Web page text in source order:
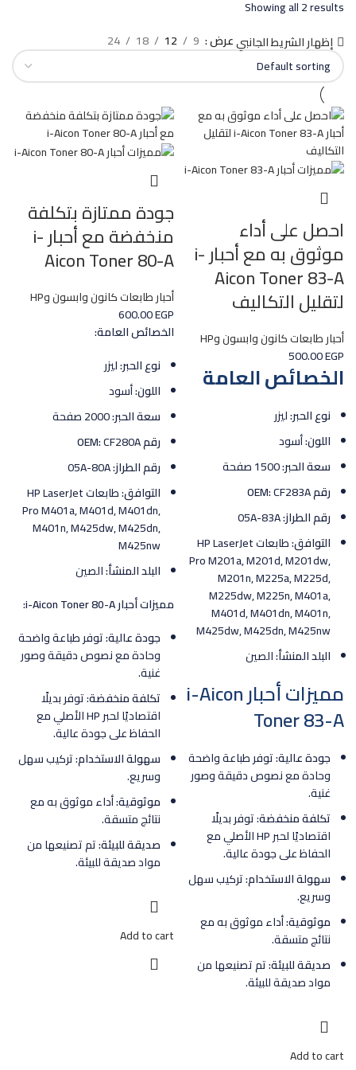
Showing all 2 results
إظهار الشريط الجانبيعرض 9
12
18
24
احصل على أداء
موثوق به مع أحبار i-
Aicon Toner 83-A
لتقليل التكاليف
أحبار طابعات كانون وابسون وHP
500.00EGP
الخصائص العامة
نوع الحبر:ليزر
اللون:أسود
سعة الحبر:
رقم OEM:CF283A
رقم الطراز:
التوافق:
طابعات HP LaserJet
Pro M201a, M201d, M201dw,
M201n, M225a, M225d,
M225dw, M225n, M401a,
M401d, M401dn, M401n,
M425dw, M425dn, M425nw
البلد المنشأ:الصين
مميزات أحبار i-Aicon
Toner 83-A
جودة عالية:توفر طباعة واضحة
وحادة مع نصوص دقيقة وصور
غنية.
تكلفة منخفضة:توفر بديلًا
اقتصاديًا لحبر HP الأصلي مع
الحفاظ على جودة عالية.
سهولة الاستخدام:تركيب سهل
وسريع.
موثوقية:أداء موثوق به مع
نتائج متسقة.
صديقة للبيئة:تم تصنيعها من
مواد صديقة للبيئة.
Add to cart
جودة ممتازة بتكلفة
منخفضة مع أحبار i-
Aicon Toner 80-A
أحبار طابعات كانون وابسون وHP
600.00EGP
الخصائص العامة:
نوع الحبر:ليزر
اللون:أسود
سعة الحبر:
رقم OEM:CF280A
رقم الطراز:
التوافق:
طابعات HP LaserJet
Pro M401a, M401d, M401dn,
M401n, M425dw, M425dn,
M425nw
البلد المنشأ:الصين
مميزات أحبار i-Aicon Toner 80-A:
جودة عالية:توفر طباعة واضحة
وحادة مع نصوص دقيقة وصور
غنية.
تكلفة منخفضة:توفر بديلًا
اقتصاديًا لحبر HP الأصلي مع
الحفاظ على جودة عالية.
سهولة الاستخدام:تركيب سهل
وسريع.
موثوقية:أداء موثوق به مع
نتائج متسقة.
صديقة للبيئة:تم تصنيعها من
مواد صديقة للبيئة.
Add to cart